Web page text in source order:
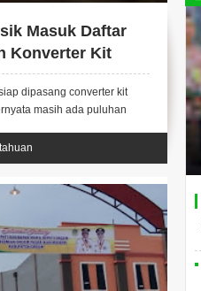
Masuk Daftar
Konverter Kit
dipasang converter kit
masih ada puluhan